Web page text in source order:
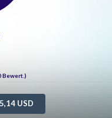
Bewert.)
USD